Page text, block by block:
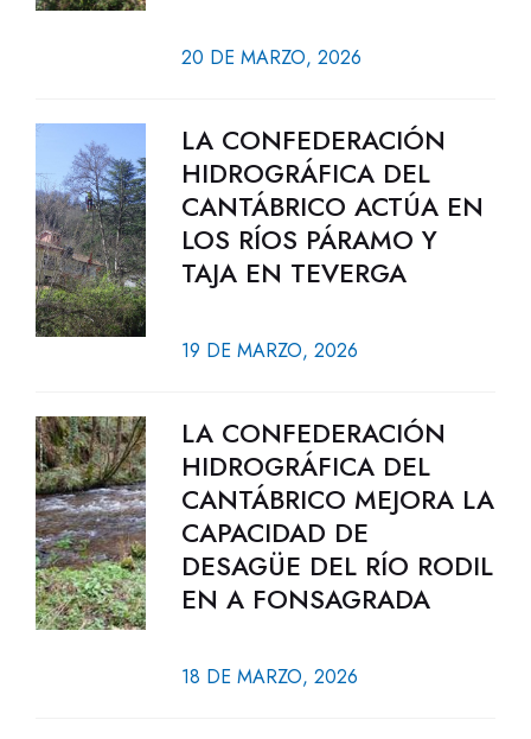
20 DE MARZO, 2026
LA CONFEDERACIÓN
HIDROGRÁFICA DEL
CANTÁBRICO ACTÚA EN
LOS RÍOS PÁRAMO Y
TAJA EN TEVERGA
19 DE MARZO, 2026
LA CONFEDERACIÓN
HIDROGRÁFICA DEL
CANTÁBRICO MEJORA LA
CAPACIDAD DE
DESAGÜE DEL RÍO RODIL
EN A FONSAGRADA
18 DE MARZO, 2026